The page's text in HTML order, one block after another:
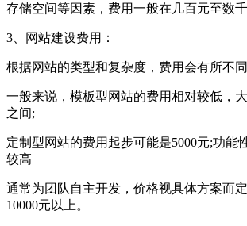
存储空间等因素，费用一般在几百元至数千
3、网站建设费用：
根据网站的类型和复杂度，费用会有所不同
一般来说，模板型网站的费用相对较低，
之间;
定制型网站的费用起步可能是5000元;功能
较高
通常为团队自主开发，价格视具体方案而
10000元以上。